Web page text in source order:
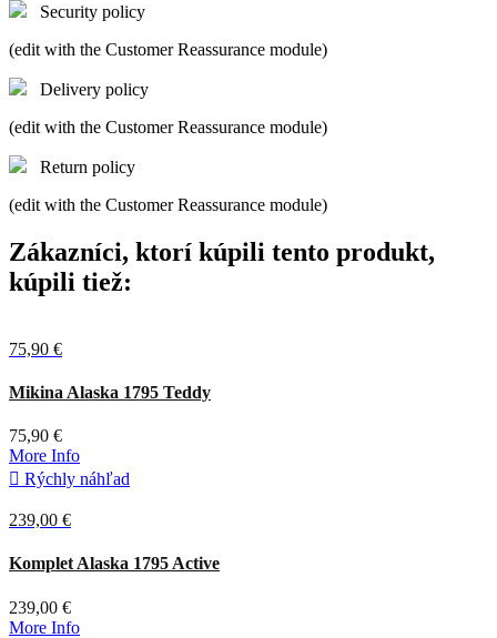
Security policy
(edit with the Customer Reassurance module)
Delivery policy
(edit with the Customer Reassurance module)
Return policy
(edit with the Customer Reassurance module)
Zákazníci, ktorí kúpili tento produkt,
kúpili tiež:
75,90 €
Zelená
Hnedá
Mikina Alaska 1795 Teddy
75,90 €
More Info
 Rýchly náhľad
239,00 €
Komplet Alaska 1795 Active
239,00 €
More Info